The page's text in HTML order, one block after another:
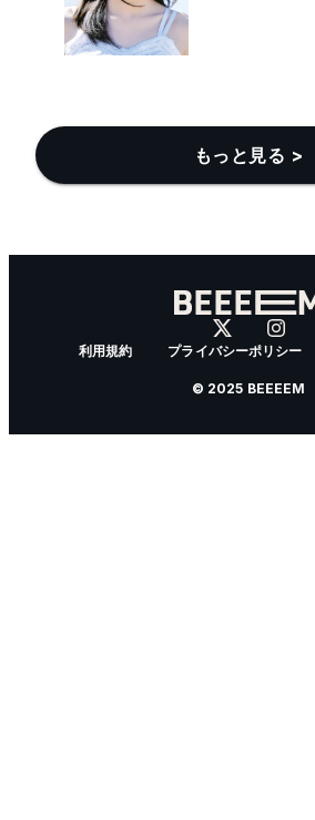
もっと見る >
利用規約 プライバシーポリシー
© 2025 BEEEEM